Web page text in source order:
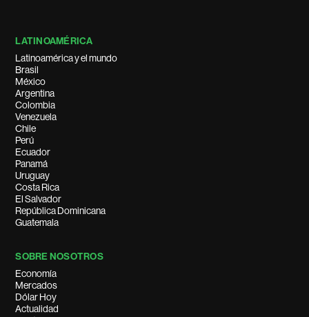
LATINOAMÉRICA
Latinoamérica y el mundo
Brasil
México
Argentina
Colombia
Venezuela
Chile
Perú
Ecuador
Panamá
Uruguay
Costa Rica
El Salvador
República Dominicana
Guatemala
SOBRE NOSOTROS
Economía
Mercados
Dólar Hoy
Actualidad